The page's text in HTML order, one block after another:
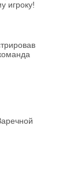
игроку!